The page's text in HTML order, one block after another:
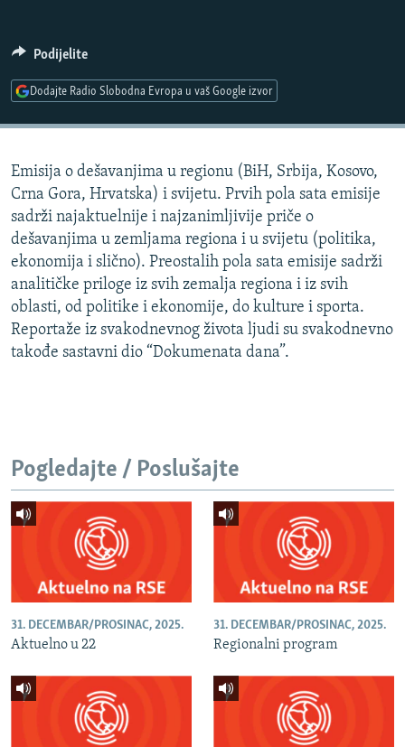
DNEVNO@RSE
SPECIJALI RSE
POPLAVE I KLIZIŠTA U BIH 2024.
TV LIBERTY
POST SCRIPTUM
MOJA EVROPA
TRI DECENIJE OD RATA U BIH
SVE KARTE DEJTONA
PRATITE NAS
Sve RFE/RL stranice
Podijelite
Dodajte Radio Slobodna Evropa u vaš Google izvor
Emisija o dešavanjima u regionu (BiH, Srbija, Kosovo,
Crna Gora, Hrvatska) i svijetu. Prvih pola sata emisije
sadrži najaktuelnije i najzanimljivije priče o
dešavanjima u zemljama regiona i u svijetu (politika,
ekonomija i slično). Preostalih pola sata emisije sadrži
analitičke priloge iz svih zemalja regiona i iz svih
oblasti, od politike i ekonomije, do kulture i sporta.
Reportaže iz svakodnevnog života ljudi su svakodnevno
takođe sastavni dio “Dokumenata dana”.
Pogledajte / Poslušajte
31. DECEMBAR/PROSINAC, 2025.
Aktuelno u 22
31. DECEMBAR/PROSINAC, 2025.
Regionalni program